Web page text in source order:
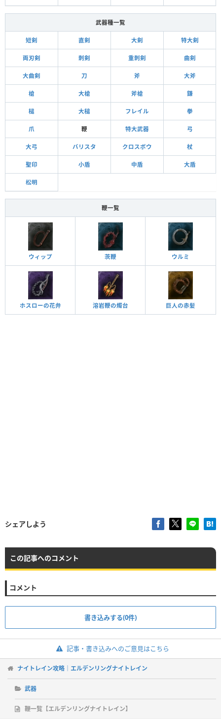
武器種一覧
短剣 直剣 大剣 特大剣
両刃剣 刺剣 重刺剣 曲剣
大曲剣 刀 斧 大斧
槍 大槍 斧槍 鎌
槌 大槌 フレイル 拳
爪 鞭 特大武器 弓
大弓 バリスタ クロスボウ 杖
聖印 小盾 中盾 大盾
松明
鞭一覧
ウィップ 茨鞭 ウルミ
ホスローの花弁 溶岩鞭の燭台 巨人の赤髪
シェアしよう
この記事へのコメント
コメント
書き込みする(0件)
記事・書き込みへのご意見はこちら
ナイトレイン攻略｜エルデンリングナイトレイン
武器
鞭一覧【エルデンリングナイトレイン】